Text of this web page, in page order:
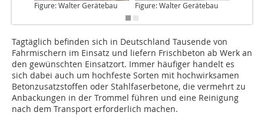
Figure: Walter Gerätebau Figure: Walter Gerätebau
Tagtäglich befinden sich in Deutschland Tausende von
Fahrmischern im Einsatz und liefern Frischbeton ab Werk an
den gewünschten Einsatzort. Immer häufiger handelt es
sich dabei auch um hochfeste Sorten mit hochwirksamen
Betonzusatzstoffen oder Stahlfaserbetone, die vermehrt zu
Anbackungen in der Trommel führen und eine Reinigung
nach dem Transport erforderlich machen.